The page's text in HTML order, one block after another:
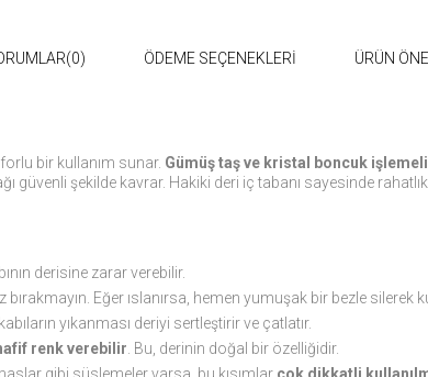
(0) ÖDEME SEÇENEKLERI ÜRÜN
bir kullanım sunar. Gümüştaş ve kristal boncuk
şekilde kavrar. Hakiki deri iç tabanı sayesinde
derisine zarar verebilir.
bırakmayın. Eğer ıslanırsa, hemen yumuşak bir bezle silerek
yıkanması deriyi sertleştirir ve çatlatır.
renk verebilir . Bu, derinin doğal bir özelliğidir.